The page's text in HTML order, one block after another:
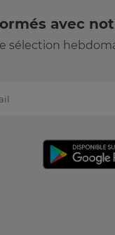
avec
sélection